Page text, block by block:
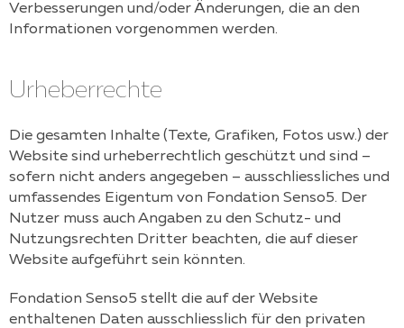
Verbesserungen und/oder Änderungen, die an den
Informationen vorgenommen werden.
Urheberrechte
Die gesamten Inhalte (Texte, Grafiken, Fotos usw.) der
Website sind urheberrechtlich geschützt und sind –
sofern nicht anders angegeben – ausschliessliches und
umfassendes Eigentum von Fondation Senso5. Der
Nutzer muss auch Angaben zu den Schutz- und
Nutzungsrechten Dritter beachten, die auf dieser
Website aufgeführt sein könnten.
Fondation Senso5 stellt die auf der Website
enthaltenen Daten ausschliesslich für den privaten